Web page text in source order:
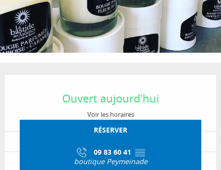
Ouvert aujourd'hui
Voir les horaires
RÉSERVER
09 83 60 41 ▒▒
boutique Peymeinade